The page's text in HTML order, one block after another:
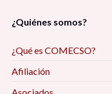
¿Quiénes somos?
¿Qué es COMECSO?
Afiliación
Asociados